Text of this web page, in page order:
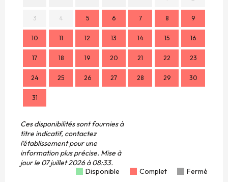
3 4 5 6 7 8 9
10 11 12 13 14 15 16
17 18 19 20 21 22 23
24 25 26 27 28 29 30
31
Ces disponibilités sont fournies à
titre indicatif, contactez
l'établissement pour une
information plus précise. Mise à
jour le 07 juillet 2026 à 08:33.
Disponible
Complet Fermé